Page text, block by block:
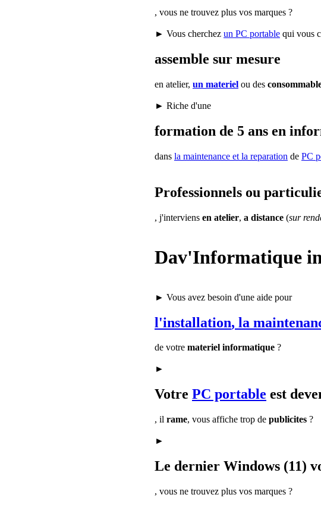
, vous ne trouvez plus vos marques ?
► Vous cherchez un PC portable qui vous
assemble sur mesure
en atelier, un materiel ou des
► Riche d'une
formation de 5 ans en
dans la maintenance et la reparation de PC
Professionnels ou
, j'interviens en atelier, a distance (sur
Dav'Informatique
► Vous avez besoin d'une aide pour
l'installation, la
de votre materiel informatique ?
►
Votre PC portable est
, il rame, vous affiche trop de publicites ?
►
Le dernier Windows (11)
, vous ne trouvez plus vos marques ?